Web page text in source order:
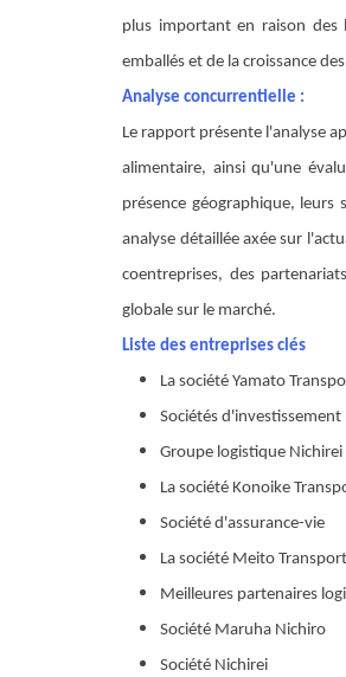
plus important en raison des
emballés et de la croissance
Analyse concurrentielle :
Le rapport présente l'analyse
alimentaire, ainsi qu'une
présence géographique,
analyse détaillée axée sur
coentreprises, des
globale sur le marché.
Liste des entreprises clés
La société Yamato
Sociétés
Groupe logistique Nichirei
La société Konoike
Société d'assurance-vie
La société Meito
Meilleures partenaires
Société Maruha Nichiro
Société Nichirei